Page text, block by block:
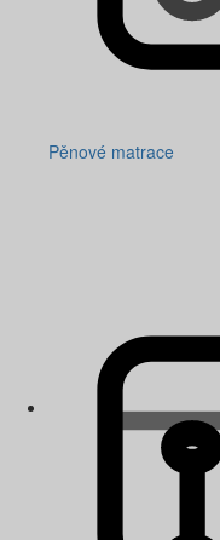
Pěnové matrace